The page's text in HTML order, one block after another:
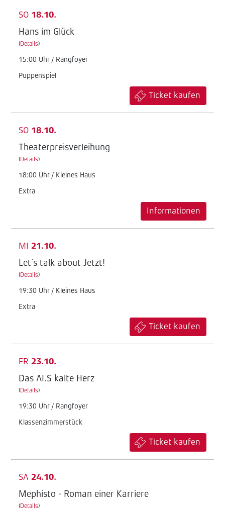
SO 18.10.
Hans im Glück
(Details)
15:00 Uhr / Rangfoyer
Puppenspiel
Ticket kaufen
SO 18.10.
Theaterpreisverleihung
(Details)
18:00 Uhr / Kleines Haus
Extra
Informationen
MI 21.10.
Let´s talk about Jetzt!
(Details)
19:30 Uhr / Kleines Haus
Extra
Ticket kaufen
FR 23.10.
Das AI.S kalte Herz
(Details)
19:30 Uhr / Rangfoyer
Klassenzimmerstück
Ticket kaufen
SA 24.10.
Mephisto - Roman einer Karriere
(Details)